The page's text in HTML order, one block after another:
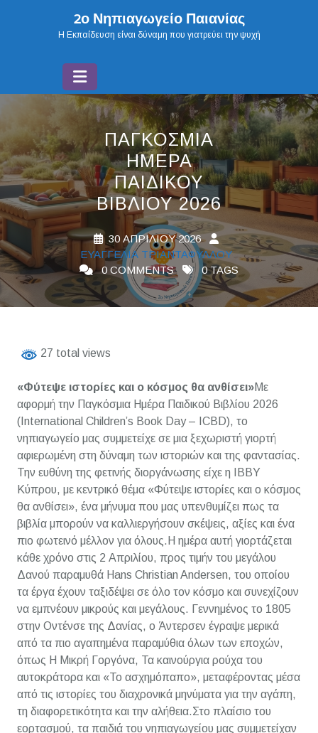
2ο Νηπιαγωγείο Παιανίας
H Εκπαίδευση είναι δύναμη που γιατρεύει την ψυχή
ΠΑΓΚΌΣΜΙΑ
ΗΜΈΡΑ
ΠΑΙΔΙΚΟΎ
ΒΙΒΛΊΟΥ 2026
30 ΑΠΡΙΛΊΟΥ 2026
ΕΥΑΓΓΕΛΊΑ ΤΡΙΑΝΤΑΦΎΛΛΟΥ
0 COMMENTS
0 TAGS
27 total views
«Φύτεψε ιστορίες και ο κόσμος θα ανθίσει»Με
αφορμή την Παγκόσμια Ημέρα Παιδικού Βιβλίου 2026
(International Children’s Book Day – ICBD), το
νηπιαγωγείο μας συμμετείχε σε μια ξεχωριστή γιορτή
αφιερωμένη στη δύναμη των ιστοριών και της φαντασίας.
Την ευθύνη της φετινής διοργάνωσης είχε η IBBY
Κύπρου, με κεντρικό θέμα «Φύτεψε ιστορίες και ο κόσμος
θα ανθίσει», ένα μήνυμα που μας υπενθυμίζει πως τα
βιβλία μπορούν να καλλιεργήσουν σκέψεις, αξίες και ένα
πιο φωτεινό μέλλον για όλους.Η ημέρα αυτή γιορτάζεται
κάθε χρόνο στις 2 Απριλίου, προς τιμήν του μεγάλου
Δανού παραμυθά Hans Christian Andersen, του οποίου
τα έργα έχουν ταξιδέψει σε όλο τον κόσμο και συνεχίζουν
να εμπνέουν μικρούς και μεγάλους. Γεννημένος το 1805
στην Οντένσε της Δανίας, ο Άντερσεν έγραψε μερικά
από τα πιο αγαπημένα παραμύθια όλων των εποχών,
όπως Η Μικρή Γοργόνα, Τα καινούργια ρούχα του
αυτοκράτορα και «Το ασχημόπαπο», μεταφέροντας μέσα
από τις ιστορίες του διαχρονικά μηνύματα για την αγάπη,
τη διαφορετικότητα και την αλήθεια.Στο πλαίσιο του
εορτασμού, τα παιδιά του νηπιαγωγείου μας συμμετείχαν